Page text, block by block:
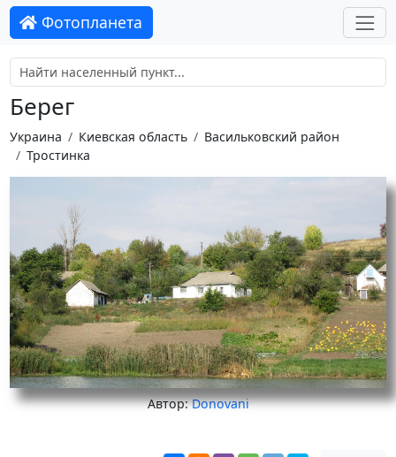
Фотопланета
Берег
Украина Киевская область
Васильковский район
Тростинка
Автор:Donovani